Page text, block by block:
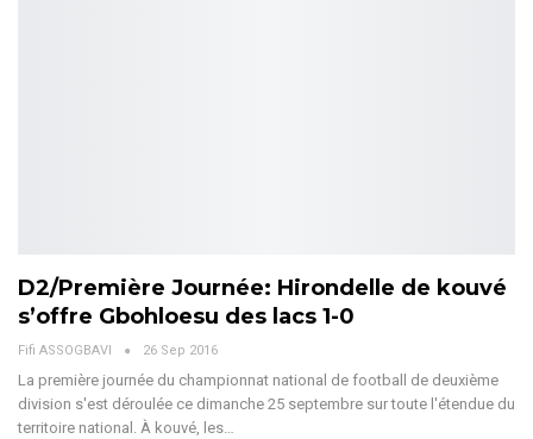
D2/Première Journée: Hirondelle de kouvé
s’offre Gbohloesu des lacs 1-0
Fifi ASSOGBAVI 26 Sep 2016
La première journée du championnat national de football de deuxième
division s'est déroulée ce dimanche 25 septembre sur toute l'étendue du
territoire national. À kouvé, les…